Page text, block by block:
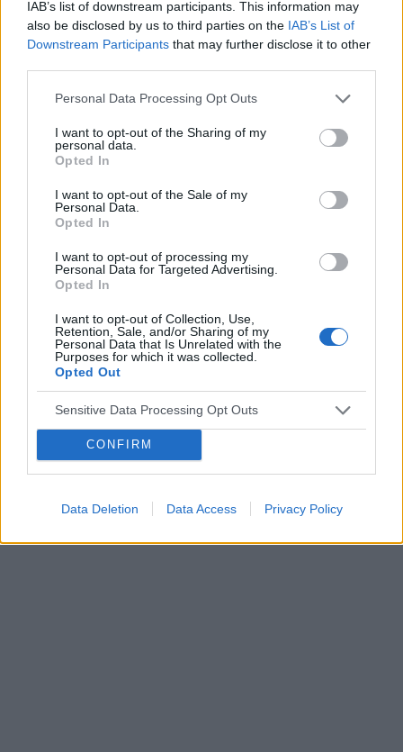
IAB’s list of downstream participants. This information may
also be disclosed by us to third parties on the IAB’s List of
Downstream Participants that may further disclose it to other
Personal Data Processing Opt Outs
I want to opt-out of the Sharing of my
personal data.
Opted In
I want to opt-out of the Sale of my
Personal Data.
Opted In
I want to opt-out of processing my
Personal Data for Targeted Advertising.
Opted In
I want to opt-out of Collection, Use,
Retention, Sale, and/or Sharing of my
Personal Data that Is Unrelated with the
Purposes for which it was collected.
Opted Out
Sensitive Data Processing Opt Outs
CONFIRM
Data Deletion Data Access Privacy Policy
tabletkę Ellaone. Pierwszy dzień ostatniej
miesiączki to 25/26 maja. Zwykle mam okres
niepłodne. Czy jest spora szansa na ciążę,
Forum: Ginekologia - specjalista radzi, dla
pacjentki
Ryzyko
Dzień dobry, w czwartek miałam stosunek w
trwało do poniedziałku. W niedzielę zaczęłam
nowe opakowanie tabletek pierwsza wzięłam
a we wtorek jak się zorientowałam to wzięłam
dwie. Moje pytanie brzmi jakie jest ryzyko ciąży
w tym przypadku biorąc pod uwagę ten
Forum:Antykoncepcja
POWIĄZANE
ciąża test ciążowy okres